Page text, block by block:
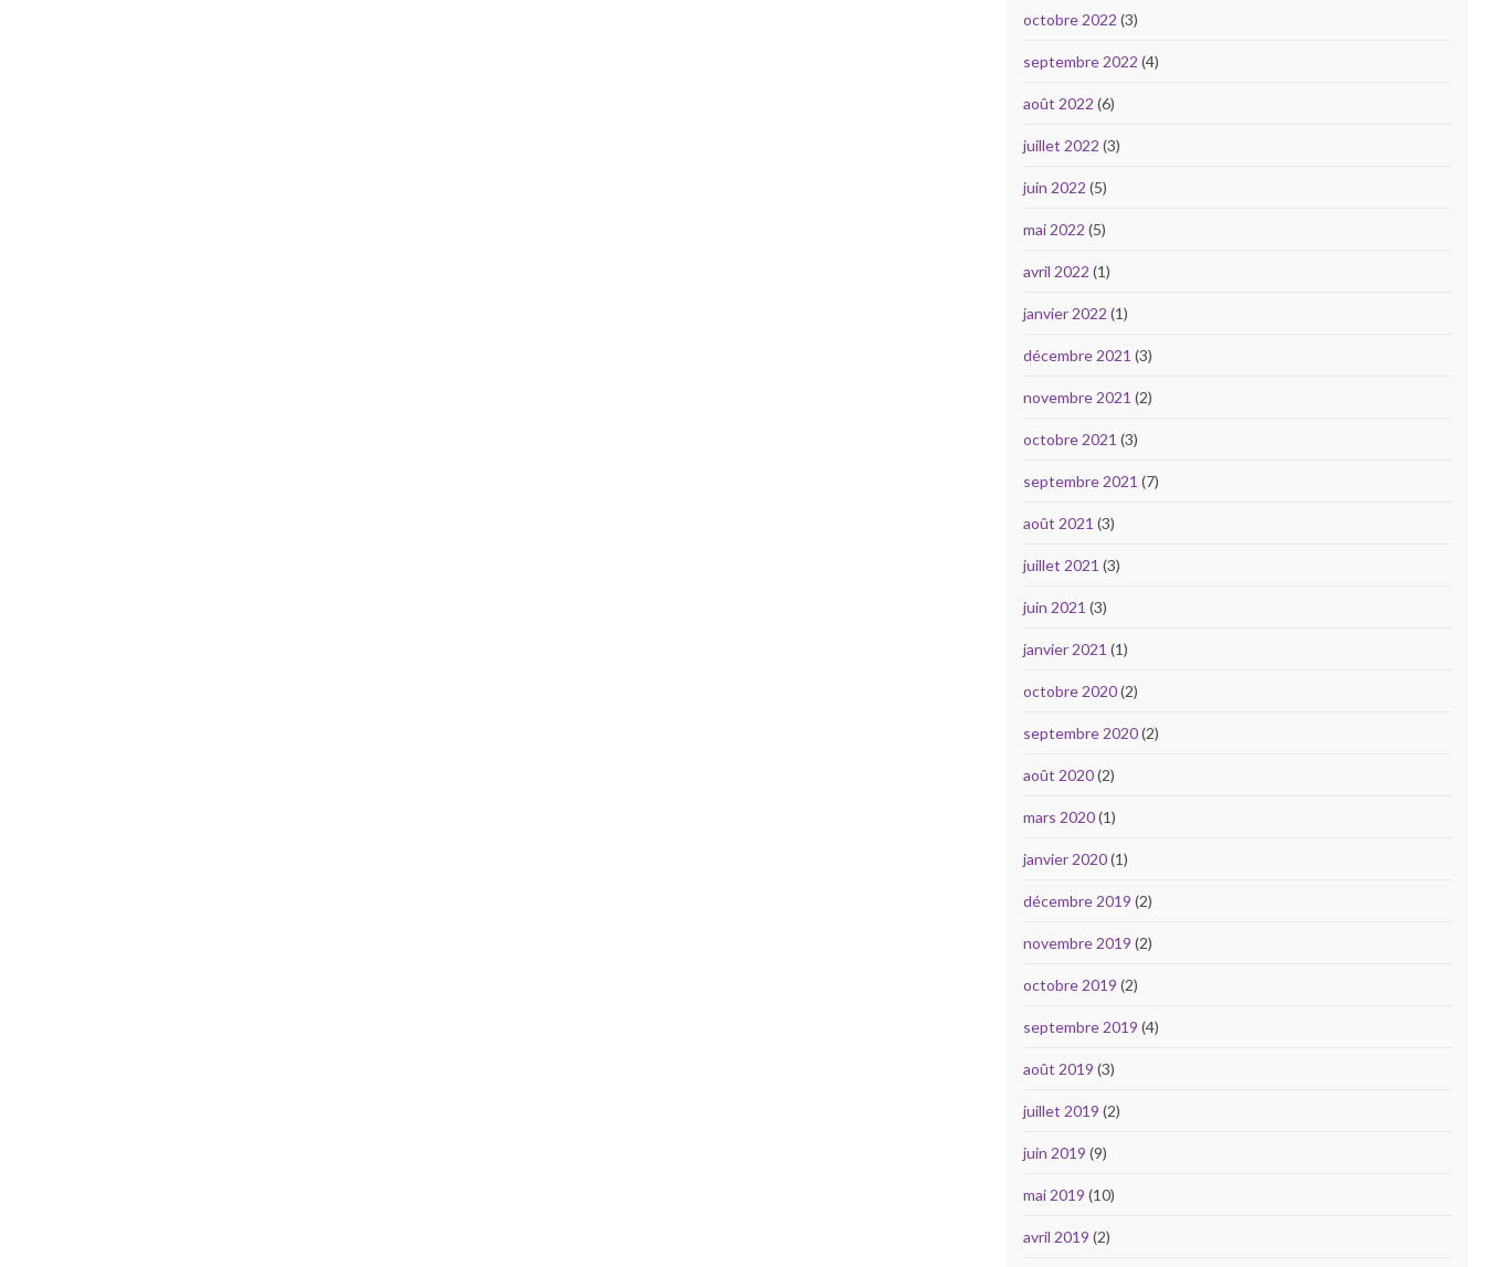
octobre 2022 (3)
septembre 2022 (4)
août 2022 (6)
juillet 2022 (3)
juin 2022 (5)
mai 2022 (5)
avril 2022 (1)
janvier 2022 (1)
décembre 2021 (3)
novembre 2021 (2)
octobre 2021 (3)
septembre 2021 (7)
août 2021 (3)
juillet 2021 (3)
juin 2021 (3)
janvier 2021 (1)
octobre 2020(2)
septembre 2020(2)
août 2020(2)
mars 2020(1)
janvier 2020(1)
décembre 2019 (2)
novembre 2019 (2)
octobre 2019 (2)
septembre 2019 (4)
août 2019 (3)
juillet 2019 (2)
juin 2019 (9)
mai 2019 (10)
avril 2019 (2)